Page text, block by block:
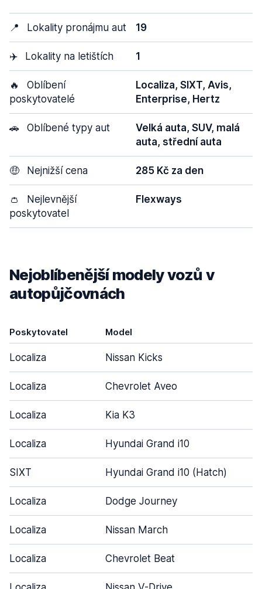
📍 Lokality pronájmu aut 19
✈️ Lokality na letištích 1
🔥
Oblíbení
poskytovatelé
Localiza, SIXT, Avis,
Enterprise, Hertz
🚗 Oblíbené typy aut
Velká auta, SUV, malá
auta, střední auta
🤑 Nejnižší cena 285 Kč za den
👛
Nejlevnější
poskytovatel
Flexways
Nejoblíbenější modely vozů v
autopůjčovnách
Poskytovatel Model
Localiza Nissan Kicks
Localiza Chevrolet Aveo
Localiza Kia K3
Localiza Hyundai Grand i10
SIXT Hyundai Grand i10 (Hatch)
Localiza Dodge Journey
Localiza Nissan March
Localiza Chevrolet Beat